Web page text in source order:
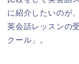
に紹介したいのが
英会話レッスンの
クール」。